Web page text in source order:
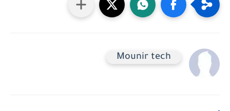
Mounir tech